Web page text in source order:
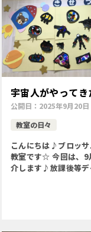
宇宙人がやってき
公開日： 2025年9月20日
教室の日々
こんにちは♪ブロッ
教室です☆ 今回は、9
介します♪放課後等デ